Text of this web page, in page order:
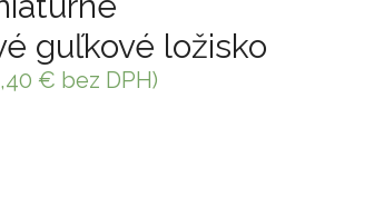
guľkové ložisko
€ bez DPH)